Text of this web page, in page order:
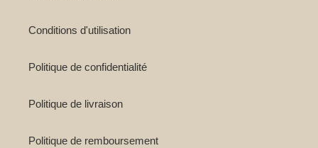
Conditions d'utilisation
Politique de confidentialité
Politique de livraison
Politique de remboursement